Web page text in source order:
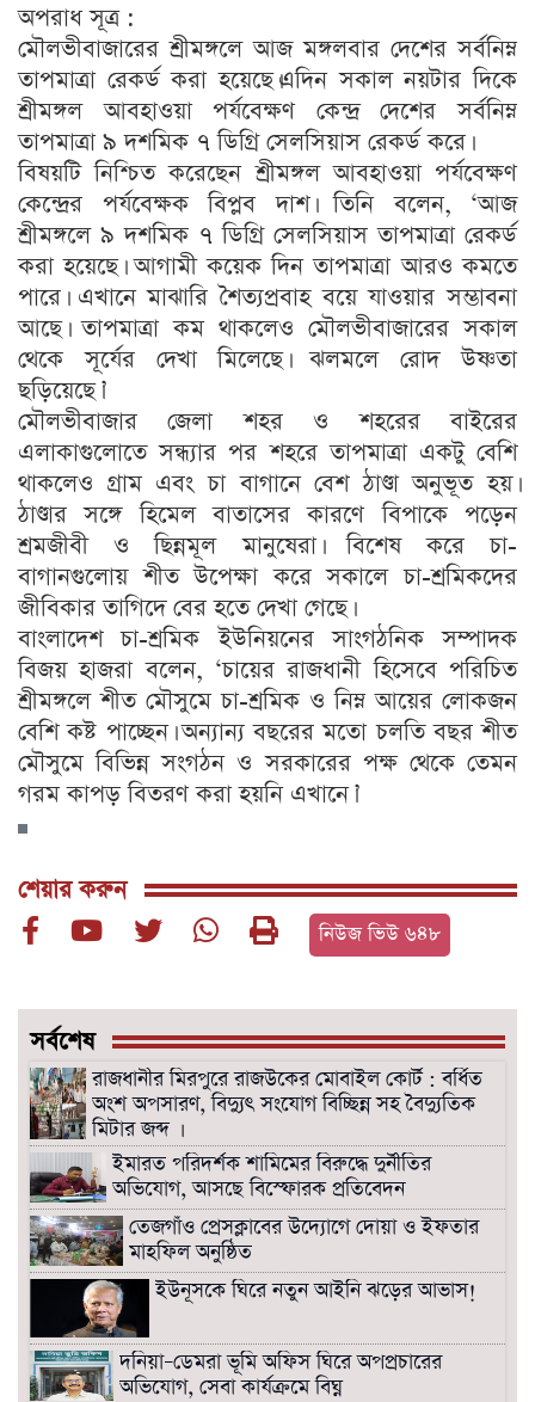
অপরাধ সূত্র :
মৌলভীবাজারের শ্রীমঙ্গলে আজ মঙ্গলবার দেশের সর্বনিম্ন
তাপমাত্রা রেকর্ড করা হয়েছে।এদিন সকাল নয়টার দিকে
শ্রীমঙ্গল আবহাওয়া পর্যবেক্ষণ কেন্দ্র দেশের সর্বনিম্ন
তাপমাত্রা ৯ দশমিক ৭ ডিগ্রি সেলসিয়াস রেকর্ড করে।
বিষয়টি নিশ্চিত করেছেন শ্রীমঙ্গল আবহাওয়া পর্যবেক্ষণ
কেন্দ্রের পর্যবেক্ষক বিপ্লব দাশ। তিনি বলেন, ‘আজ
শ্রীমঙ্গলে ৯ দশমিক ৭ ডিগ্রি সেলসিয়াস তাপমাত্রা রেকর্ড
করা হয়েছে। আগামী কয়েক দিন তাপমাত্রা আরও কমতে
পারে। এখানে মাঝারি শৈত্যপ্রবাহ বয়ে যাওয়ার সম্ভাবনা
আছে। তাপমাত্রা কম থাকলেও মৌলভীবাজারের সকাল
থেকে সূর্যের দেখা মিলেছে। ঝলমলে রোদ উষ্ণতা
ছড়িয়েছে।’
মৌলভীবাজার জেলা শহর ও শহরের বাইরের
এলাকাগুলোতে সন্ধ্যার পর শহরে তাপমাত্রা একটু বেশি
থাকলেও গ্রাম এবং চা বাগানে বেশ ঠাণ্ডা অনুভূত হয়।
ঠাণ্ডার সঙ্গে হিমেল বাতাসের কারণে বিপাকে পড়েন
শ্রমজীবী ও ছিন্নমূল মানুষেরা। বিশেষ করে চা-
বাগানগুলোয় শীত উপেক্ষা করে সকালে চা-শ্রমিকদের
জীবিকার তাগিদে বের হতে দেখা গেছে।
বাংলাদেশ চা-শ্রমিক ইউনিয়নের সাংগঠনিক সম্পাদক
বিজয় হাজরা বলেন, ‘চায়ের রাজধানী হিসেবে পরিচিত
শ্রীমঙ্গলে শীত মৌসুমে চা-শ্রমিক ও নিম্ন আয়ের লোকজন
বেশি কষ্ট পাচ্ছেন। অন্যান্য বছরের মতো চলতি বছর শীত
মৌসুমে বিভিন্ন সংগঠন ও সরকারের পক্ষ থেকে তেমন
গরম কাপড় বিতরণ করা হয়নি এখানে।’
শেয়ার করুন
নিউজ ভিউ ৬৪৮
সর্বশেষ
রাজধানীর মিরপুরে রাজউকের মোবাইল কোর্ট : বর্ধিত
অংশ অপসারণ, বিদ্যুৎ সংযোগ বিচ্ছিন্ন সহ বৈদ্যুতিক
মিটার জব্দ ।
ইমারত পরিদর্শক শামিমের বিরুদ্ধে দুর্নীতির
অভিযোগ, আসছে বিস্ফোরক প্রতিবেদন
তেজগাঁও প্রেসক্লাবের উদ্যোগে দোয়া ও ইফতার
মাহফিল অনুষ্ঠিত
ইউনূসকে ঘিরে নতুন আইনি ঝড়ের আভাস!
দনিয়া–ডেমরা ভূমি অফিস ঘিরে অপপ্রচারের
অভিযোগ, সেবা কার্যক্রমে বিঘ্ন